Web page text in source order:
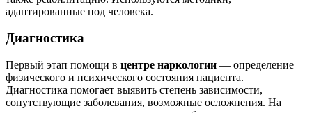
адаптированные под человека.
Диагностика
Первый этап помощи в центре наркологии — определение
физического и психического состояния пациента.
Диагностика помогает выявить степень зависимости,
сопутствующие заболевания, возможные осложнения. На